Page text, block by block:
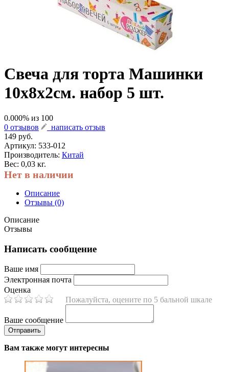
Свеча для торта Машинки
10х8х2см. набор 5 шт.
0.000% из 100
0 отзывов
написать отзыв
149 руб.
Артикул: 533-012
Производитель: Китай
Вес: 0,03 кг.
Нет в наличии
Описание
Отзывы (0)
Описание
Отзывы
Написать сообщение
Ваше имя
Электронная почта
Оценка
Пожалуйста, оцените по 5 бальной шкале
Ваше сообщение
Вам также могут интересны